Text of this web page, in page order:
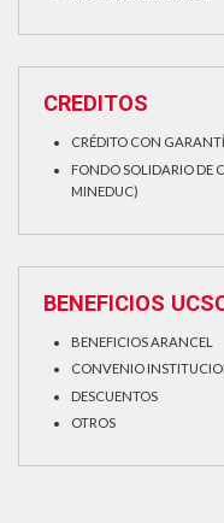
CREDITOS
CRÉDITO CON
FONDO SOLIDARIO DE
MINEDUC)
BENEFICIOS
BENEFICIOS ARANCEL
CONVENIO
DESCUENTOS
OTROS